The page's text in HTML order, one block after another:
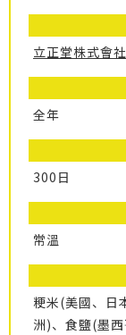
立正堂株式會
全年
300日
常溫
粳米(美國、日
洲)、食鹽(墨